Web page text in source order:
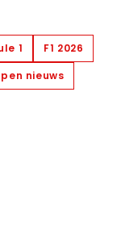
1
F1 2026
nieuws